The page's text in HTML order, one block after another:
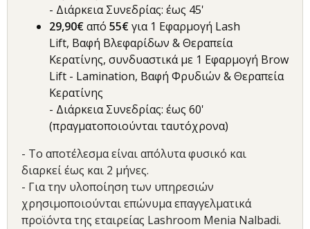
- Διάρκεια Συνεδρίας: έως 45'
29,90€από 55€για 1 Εφαρμογή Lash
Lift, Βαφή Βλεφαρίδων & Θεραπεία
Κερατίνης, συνδυαστικά με 1 Εφαρμογή Brow
Lift - Lamination, Βαφή Φρυδιών & Θεραπεία
Κερατίνης
- Διάρκεια Συνεδρίας: έως 60'
(πραγματοποιούνται ταυτόχρονα)
- Το αποτέλεσμα είναι απόλυτα φυσικό και
διαρκεί έως και 2 μήνες.
- Για την υλοποίηση των υπηρεσιών
χρησιμοποιούνται επώνυμα επαγγελματικά
προϊόντα της εταιρείας Lashroom Menia Nalbadi.